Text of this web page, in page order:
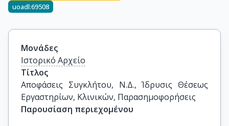
uoadl:69508
Μονάδες
Ιστορικό Αρχείο
Τίτλος
Αποφάσεις Συγκλήτου, Ν.Δ., Ίδρυσις Θέσεως
Εργαστηρίων, Κλινικών, Παρασημοφορήσεις
Παρουσίαση περιεχομένου